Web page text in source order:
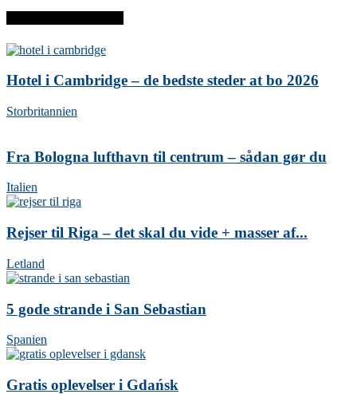
Hotel i Cambridge – de bedste steder at bo 2026
Storbritannien
Fra Bologna lufthavn til centrum – sådan gør du
Italien
Rejser til Riga – det skal du vide + masser af...
Letland
5 gode strande i San Sebastian
Spanien
Gratis oplevelser i Gdańsk